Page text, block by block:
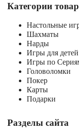
Категории
Настольные
Шахматы
Нарды
Игры для детей
Игры по
Головоломки
Покер
Карты
Подарки
Разделы сайта